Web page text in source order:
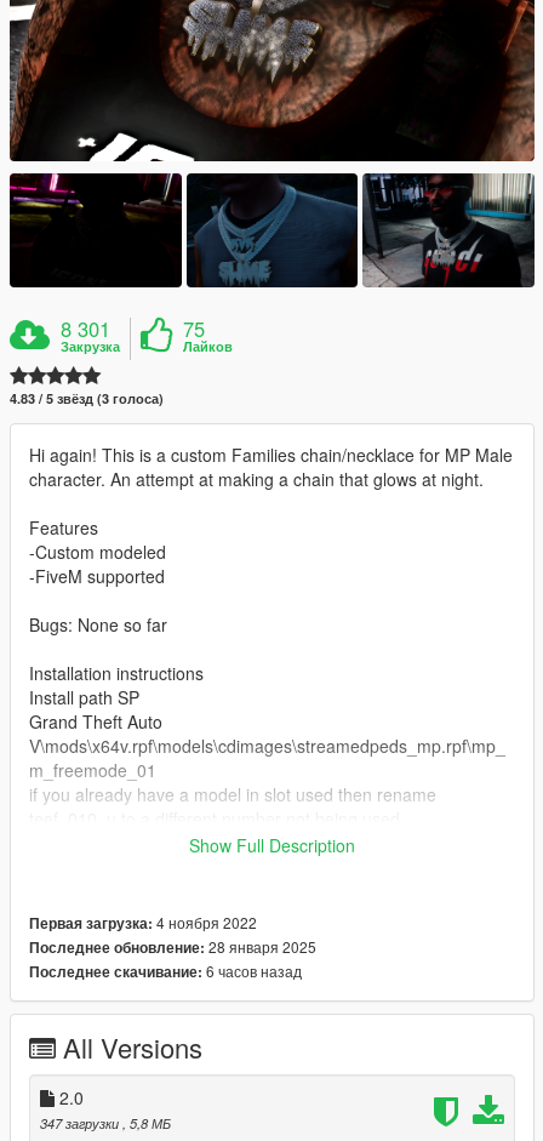
8 301
Закрузка
75
Лайков
4.83 / 5 звёзд (3 голоса)
Hi again! This is a custom Families chain/necklace for MP Male
character. An attempt at making a chain that glows at night.
Features
-Custom modeled
-FiveM supported
Bugs: None so far
Installation instructions
Install path SP
Grand Theft Auto
V\mods\x64v.rpf\models\cdimages\streamedpeds_mp.rpf\mp_
m_freemode_01
if you already have a model in slot used then rename
folder.
Join the discord for more discord only releases dropping soon.
Show Full Description
Первая загрузка: 4 ноября 2022
Последнее обновление: 28 января 2025
Последнее скачивание: 6 часов назад
All Versions
2.0
347 загрузки, 5,8 МБ